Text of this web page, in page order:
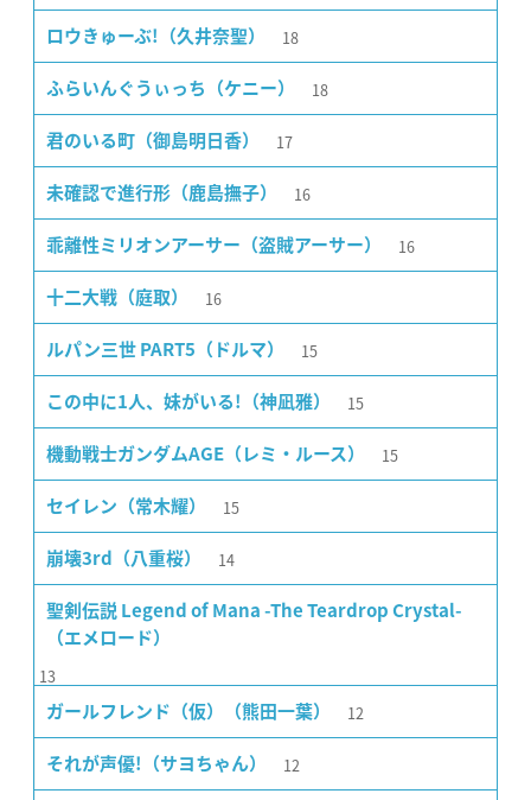
ロウきゅーぶ!（久井奈聖） 18
ふらいんぐうぃっち（ケニー） 18
君のいる町（御島明日香） 17
未確認で進行形（鹿島撫子） 16
乖離性ミリオンアーサー（盗賊アーサー） 16
十二大戦（庭取） 16
ルパン三世 PART5（ドルマ） 15
この中に1人、妹がいる!（神凪雅） 15
機動戦士ガンダムAGE（レミ・ルース） 15
セイレン（常木耀） 15
崩壊3rd（八重桜） 14
聖剣伝説 Legend of Mana -The Teardrop Crystal-
（エメロード）
13
ガールフレンド（仮）（熊田一葉） 12
それが声優!（サヨちゃん） 12